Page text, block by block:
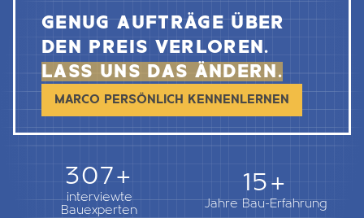
GENUG AUFTRÄGE ÜBER
DEN PREIS VERLOREN.
LASS UNS DAS ÄNDERN.
MARCO PERSÖNLICH KENNENLERNEN
362+
interviewte
Bauexperten
18+
Jahre Bau-Erfahrung